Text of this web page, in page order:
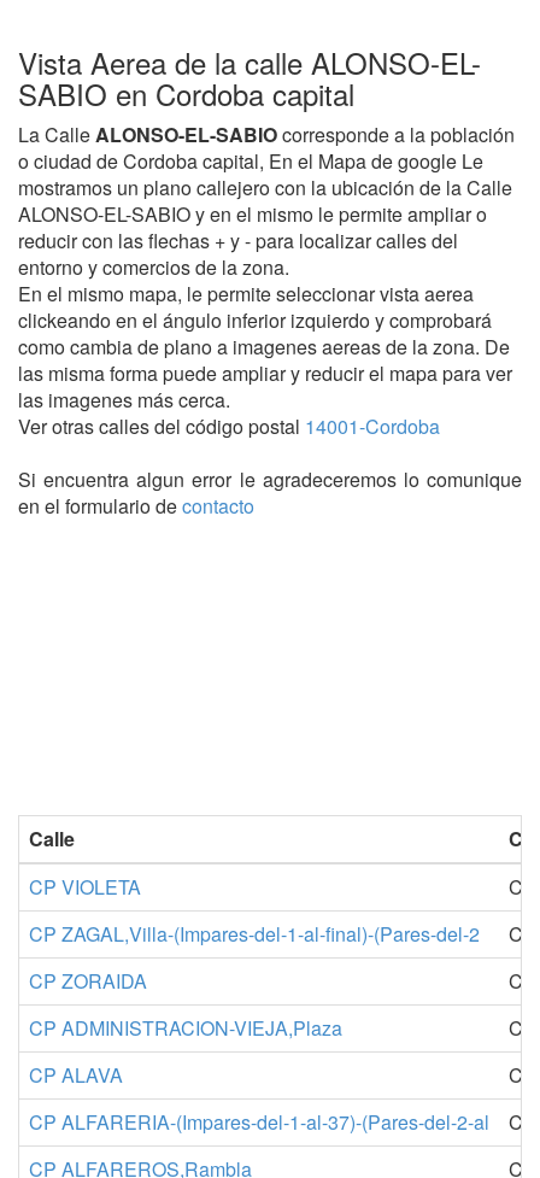
Vista Aerea de la calle ALONSO-EL-
SABIO en Cordoba capital
La CalleALONSO-EL-SABIOcorresponde a la población
o ciudad de Cordoba capital, En el Mapa de google Le
mostramos un plano callejero con la ubicación de la Calle
ALONSO-EL-SABIO y en el mismo le permite ampliar o
reducir con las flechas + y - para localizar calles del
entorno y comercios de la zona.
En el mismo mapa, le permite seleccionar vista aerea
clickeando en el ángulo inferior izquierdo y comprobará
como cambia de plano a imagenes aereas de la zona. De
las misma forma puede ampliar y reducir el mapa para ver
las imagenes más cerca.
Ver otras calles del código postal 14001-Cordoba
Si encuentra algun error le agradeceremos lo comunique
en el formulario decontacto
Calle
CP VIOLETA
CP ZAGAL,Villa-(Impares-del-1-al-final)-(Pares-del-2
CP ZORAIDA
CP ADMINISTRACION-VIEJA,Plaza
CP ALAVA
CP ALFARERIA-(Impares-del-1-al-37)-(Pares-del-2-al
CP ALFAREROS,Rambla